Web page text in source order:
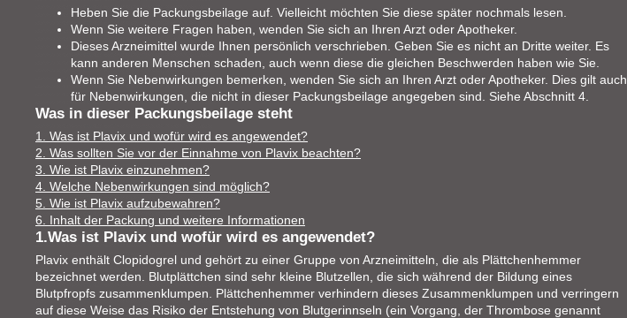
Heben Sie die Packungsbeilage auf. Vielleicht möchten Sie diese später nochmals lesen.
Wenn Sie weitere Fragen haben, wenden Sie sich an Ihren Arzt oder Apotheker.
Dieses Arzneimittel wurde Ihnen persönlich verschrieben. Geben Sie es nicht an Dritte weiter. Es
kann anderen Menschen schaden, auch wenn diese die gleichen Beschwerden haben wie Sie.
Wenn Sie Nebenwirkungen bemerken, wenden Sie sich an Ihren Arzt oder Apotheker. Dies gilt auch
für Nebenwirkungen, die nicht in dieser Packungsbeilage angegeben sind. Siehe Abschnitt 4.
Was in dieser Packungsbeilage steht
1. Was ist Plavix und wofür wird es angewendet?
2. Was sollten Sie vor der Einnahme von Plavix beachten?
3. Wie ist Plavix einzunehmen?
4. Welche Nebenwirkungen sind möglich?
5. Wie ist Plavix aufzubewahren?
6. Inhalt der Packung und weitere Informationen
1.Was ist Plavix und wofür wird es angewendet?
Plavix enthält Clopidogrel und gehört zu einer Gruppe von Arzneimitteln, die als Plättchenhemmer
bezeichnet werden. Blutplättchen sind sehr kleine Blutzellen, die sich während der Bildung eines
Blutpfropfs zusammenklumpen. Plättchenhemmer verhindern dieses Zusammenklumpen und verringern
auf diese Weise das Risiko der Entstehung von Blutgerinnseln (ein Vorgang, der Thrombose genannt